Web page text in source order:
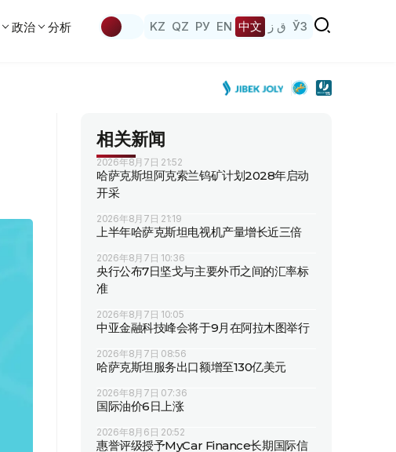
政治 分析 KZ QZ РУ EN 中文 ق ز ЎЗ
相关新闻
2026年8月7日 21:52
哈萨克斯坦阿克索兰钨矿计划2028年启动
开采
2026年8月7日 21:19
上半年哈萨克斯坦电视机产量增长近三倍
2026年8月7日 10:36
央行公布7日坚戈与主要外币之间的汇率标
准
2026年8月7日 10:05
中亚金融科技峰会将于9月在阿拉木图举行
2026年8月7日 08:56
哈萨克斯坦服务出口额增至130亿美元
2026年8月7日 07:36
国际油价6日上涨
2026年8月6日 20:52
惠誉评级授予MyCar Finance长期国际信